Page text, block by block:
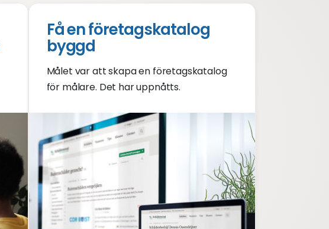
Få en företagskatalog
byggd
Målet var att skapa en företagskatalog
för målare. Det har uppnåtts.